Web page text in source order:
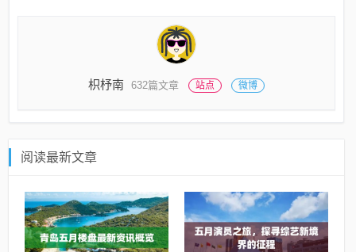
枳杼南 632篇文章 站点 微博
阅读最新文章